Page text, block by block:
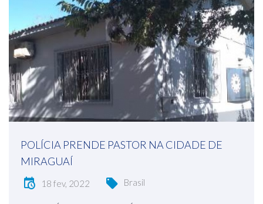
POLÍCIA PRENDE PASTOR NA CIDADE DE
MIRAGUAÍ
18 fev, 2022 Brasil